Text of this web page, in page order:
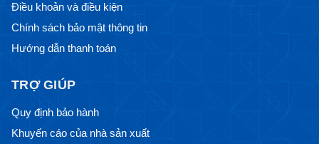
Điều khoản và điều kiện
Chính sách bảo mật thông tin
Hướng dẫn thanh toán
TRỢ GIÚP
Quy định bảo hành
Khuyến cáo của nhà sản xuất